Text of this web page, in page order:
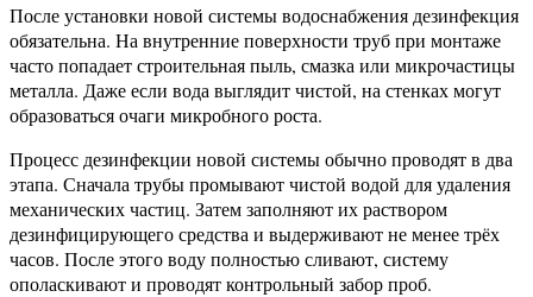
После установки новой системы водоснабжения дезинфекция
обязательна. На внутренние поверхности труб при монтаже
часто попадает строительная пыль, смазка или микрочастицы
металла. Даже если вода выглядит чистой, на стенках могут
образоваться очаги микробного роста.
Процесс дезинфекции новой системы обычно проводят в два
этапа. Сначала трубы промывают чистой водой для удаления
механических частиц. Затем заполняют их раствором
дезинфицирующего средства и выдерживают не менее трёх
часов. После этого воду полностью сливают, систему
ополаскивают и проводят контрольный забор проб.